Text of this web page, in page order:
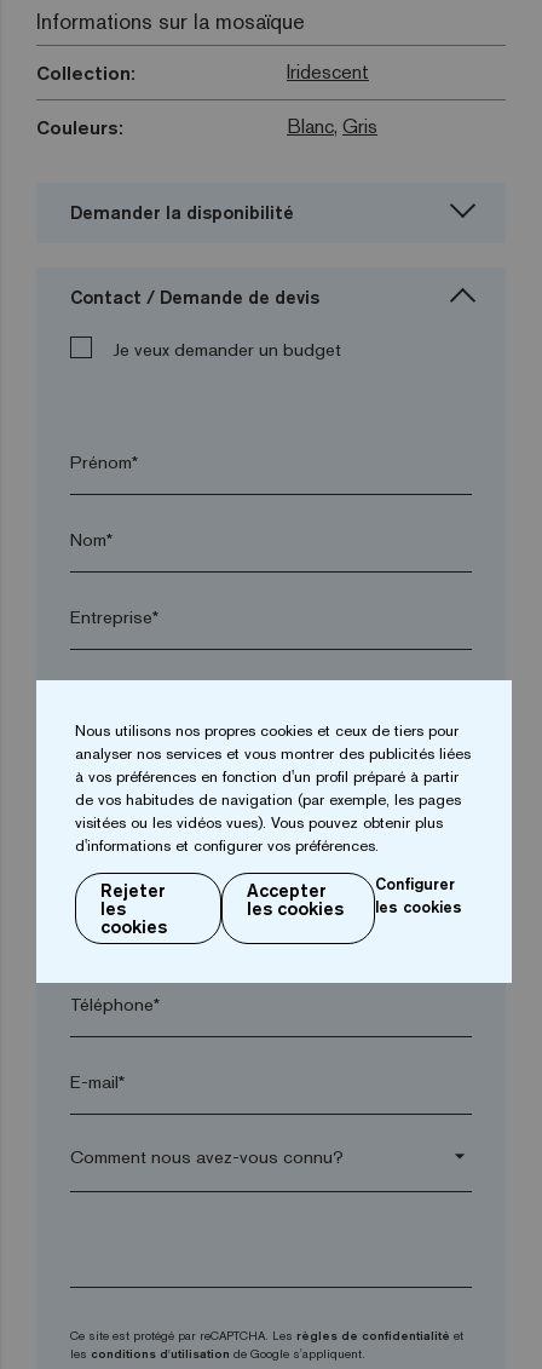
Informations sur la mosaïque
Collection: Iridescent
Couleurs: Blanc, Gris
Demander la disponibilité
Contact / Demande de devis
Je veux demander un budget
Prénom*
Nom*
Entreprise*
Ville*
Code postal*
Téléphone*
E-mail*
arrow_drop_down
Ce site est protégé par reCAPTCHA. Les règles de confidentialité et
les conditions d'utilisation de Google s'appliquent.
Nous utilisons nos propres cookies et ceux de tiers pour
analyser nos services et vous montrer des publicités liées
à vos préférences en fonction d'un profil préparé à partir
de vos habitudes de navigation (par exemple, les pages
visitées ou les vidéos vues). Vous pouvez obtenir plus
d'informations et configurer vos préférences.
Rejeter
les
cookies
Accepter
les cookies
Configurer
les cookies